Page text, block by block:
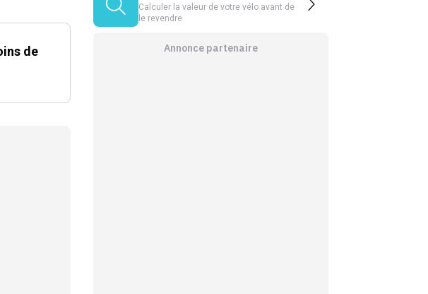
de
Calculer la valeur de votre vélo avant de
le revendre
Annonce partenaire